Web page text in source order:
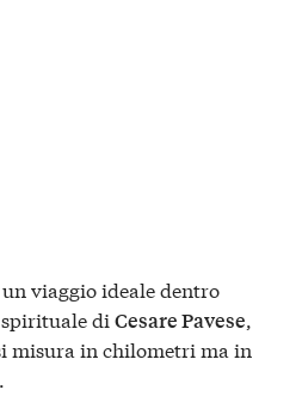
viaggio ideale dentro
di Cesare Pavese,
misura in chilometri ma in
.